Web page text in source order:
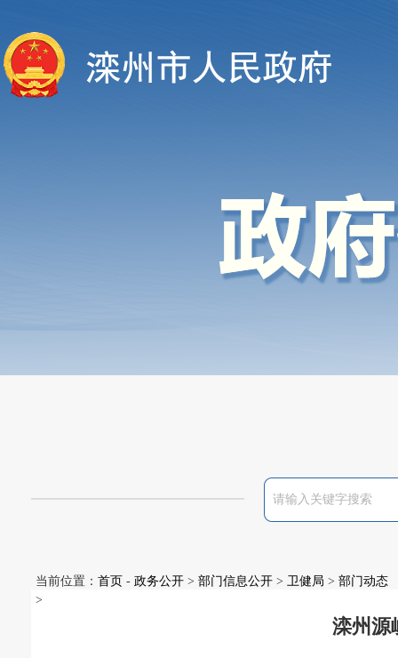
当前位置： 首页 - 政务公开 > 部门信息公开 > 卫健局 > 部门动态
>
滦州源